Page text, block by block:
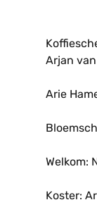
Arjan
Arie
Welkom:
Koster: